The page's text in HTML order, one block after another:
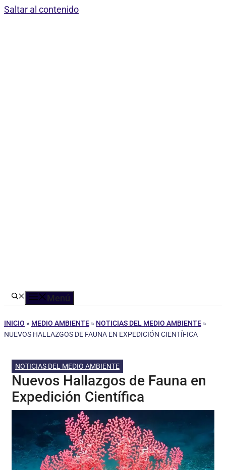
Saltar al contenido
Menú
INICIO » MEDIO AMBIENTE » NOTICIAS DEL MEDIO AMBIENTE »
NUEVOS HALLAZGOS DE FAUNA EN EXPEDICIÓN CIENTÍFICA
NOTICIAS DEL MEDIO AMBIENTE
Nuevos Hallazgos de Fauna en
Expedición Científica